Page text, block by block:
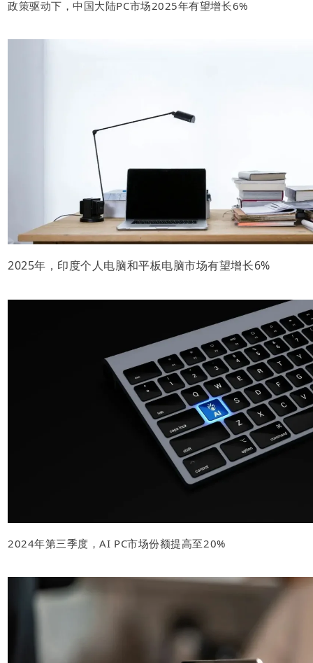
政策驱动下，中国大陆PC市场2025年有望增长6%
2025年，印度个人电脑和平板电脑市场有望增长6%
2024年第三季度，AI PC市场份额提高至20%